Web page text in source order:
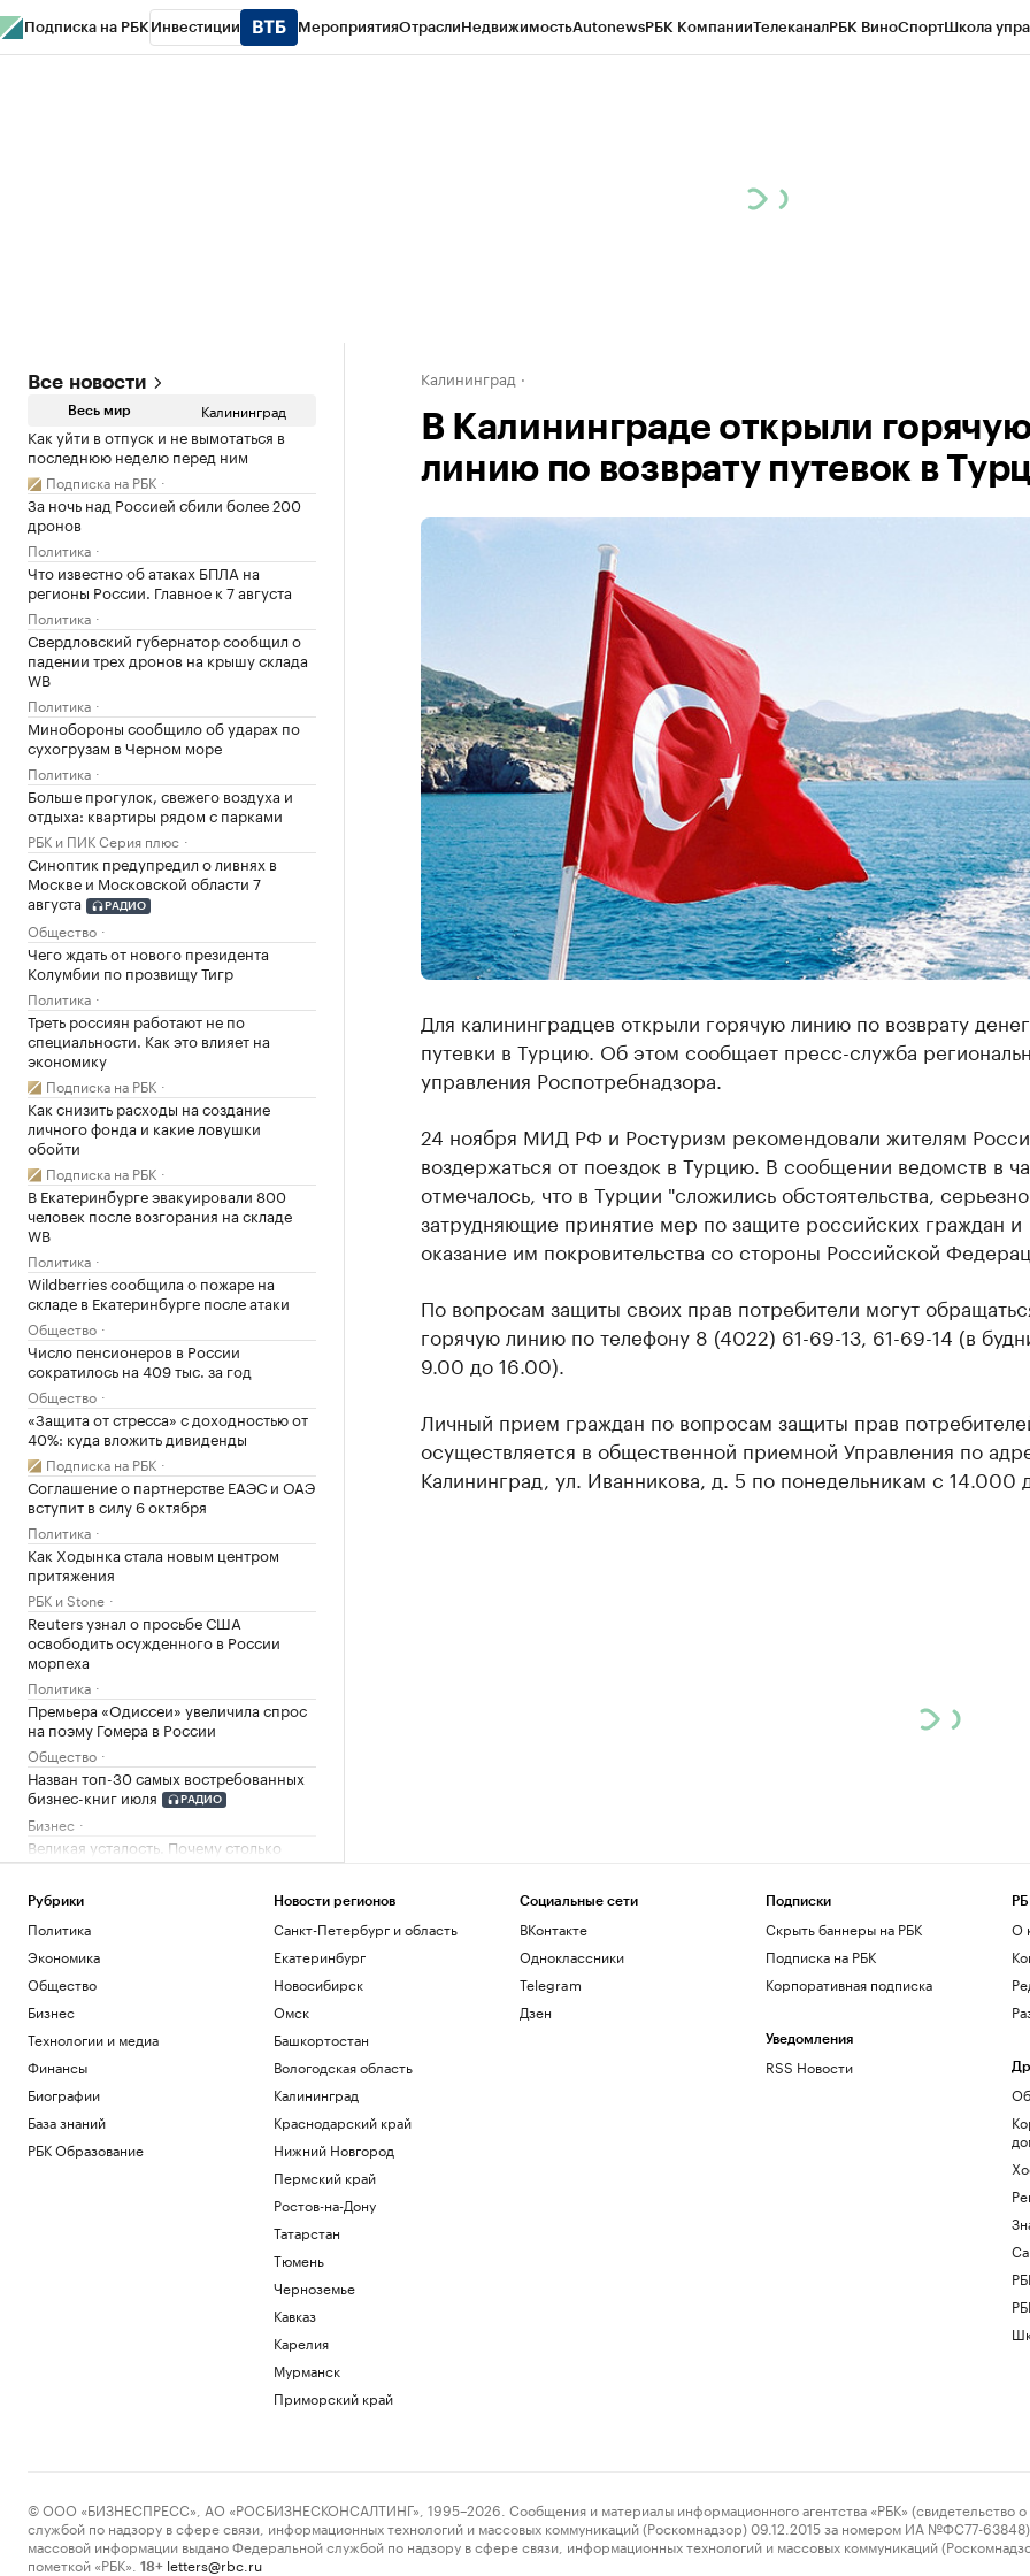
Подписка на РБК Инвестиции МероприятияОтраслиНедвижимостьAutonewsРБК КомпанииТелеканалРБК ВиноСпортШкола
Все новости
Весь мир Калининград
Как уйти в отпуск и не вымотаться в
последнюю неделю перед ним
Подписка на РБК
За ночь над Россией сбили более 200
дронов
Политика
Что известно об атаках БПЛА на
регионы России. Главное к 7 августа
Политика
Свердловский губернатор сообщил о
падении трех дронов на крышу склада
WB
Политика
Минобороны сообщило об ударах по
сухогрузам в Черном море
Политика
Больше прогулок, свежего воздуха и
отдыха: квартиры рядом с парками
РБК и ПИК Серия плюс
Синоптик предупредил о ливнях в
Москве и Московской области 7
августа
РАДИО
Общество
Чего ждать от нового президента
Колумбии по прозвищу Тигр
Политика
Треть россиян работают не по
специальности. Как это влияет на
экономику
Подписка на РБК
Как снизить расходы на создание
личного фонда и какие ловушки
обойти
Подписка на РБК
В Екатеринбурге эвакуировали 800
человек после возгорания на складе
WB
Политика
Wildberries сообщила о пожаре на
складе в Екатеринбурге после атаки
Общество
Число пенсионеров в России
сократилось на 409 тыс. за год
Общество
«Защита от стресса» с доходностью от
40%: куда вложить дивиденды
Подписка на РБК
Соглашение о партнерстве ЕАЭС и ОАЭ
вступит в силу 6 октября
Политика
Как Ходынка стала новым центром
притяжения
РБК и Stone
Reuters узнал о просьбе США
освободить осужденного в России
морпеха
Политика
Премьера «Одиссеи» увеличила спрос
на поэму Гомера в России
Общество
Назван топ-30 самых востребованных
бизнес-книг июля
РАДИО
Бизнес
Великая усталость. Почему столько
людей сегодня чувствуют себя на грани
Подписка на РБК
Калининград
В Калининграде открыли
линию по возврату путевок в
Для калининградцев открыли горячую линию по возврату
путевки в Турцию. Об этом сообщает пресс-служба
управления Роспотребнадзора.
24 ноября МИД РФ и Ростуризм рекомендовали жителям
воздержаться от поездок в Турцию. В сообщении ведомств в
отмечалось, что в Турции "сложились обстоятельства, серьезно
затрудняющие принятие мер по защите российских граждан и
оказание им покровительства со стороны Российской
По вопросам защиты своих прав потребители могут
горячую линию по телефону 8 (4022) 61-69-13, 61-69-14 (в
9.00 до 16.00).
Личный прием граждан по вопросам защиты прав
осуществляется в общественной приемной Управления по
Калининград, ул. Иванникова, д. 5 по понедельникам с 14.000
Рубрики
Политика
Экономика
Общество
Бизнес
Технологии и медиа
Финансы
Биографии
База знаний
РБК Образование
Новости регионов
Санкт-Петербург и область
Екатеринбург
Новосибирск
Омск
Башкортостан
Вологодская область
Калининград
Краснодарский край
Нижний Новгород
Пермский край
Ростов-на-Дону
Татарстан
Тюмень
Черноземье
Кавказ
Карелия
Мурманск
Приморский край
Социальные сети
ВКонтакте
Одноклассники
Telegram
Дзен
Подписки
Скрыть баннеры на РБК
Подписка на РБК
Корпоративная подписка
Уведомления
RSS Новости
О
© ООО «БИЗНЕСПРЕСС», АО «РОСБИЗНЕСКОНСАЛТИНГ», 1995–2026. Сообщения и материалы информационного агентства «РБК» (свидетельство о
службой по надзору в сфере связи, информационных технологий и массовых коммуникаций (Роскомнадзор) 09.12.2015 за номером ИА №ФС77-63848)
массовой информации выдано Федеральной службой по надзору в сфере связи, информационных технологий и массовых коммуникаций
пометкой «РБК».
18+ letters@rbc.ru